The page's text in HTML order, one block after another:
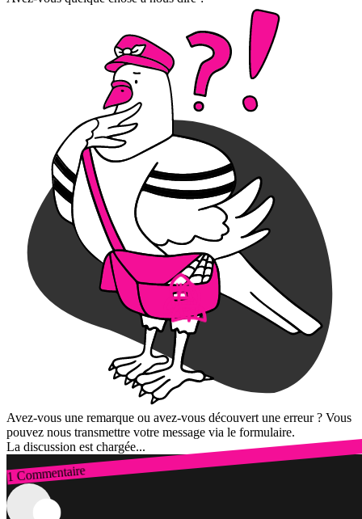
Avez-vous une remarque ou avez-vous découvert une erreur ? Vous
pouvez nous transmettre votre message via le formulaire.
La discussion est chargée...
1 Commentaire
Connexion